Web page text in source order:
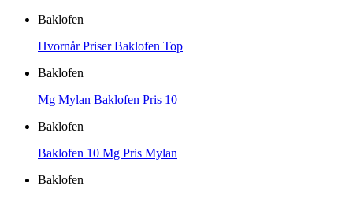
Baklofen
Hvornår Priser Baklofen Top
Baklofen
Mg Mylan Baklofen Pris 10
Baklofen
Baklofen 10 Mg Pris Mylan
Baklofen